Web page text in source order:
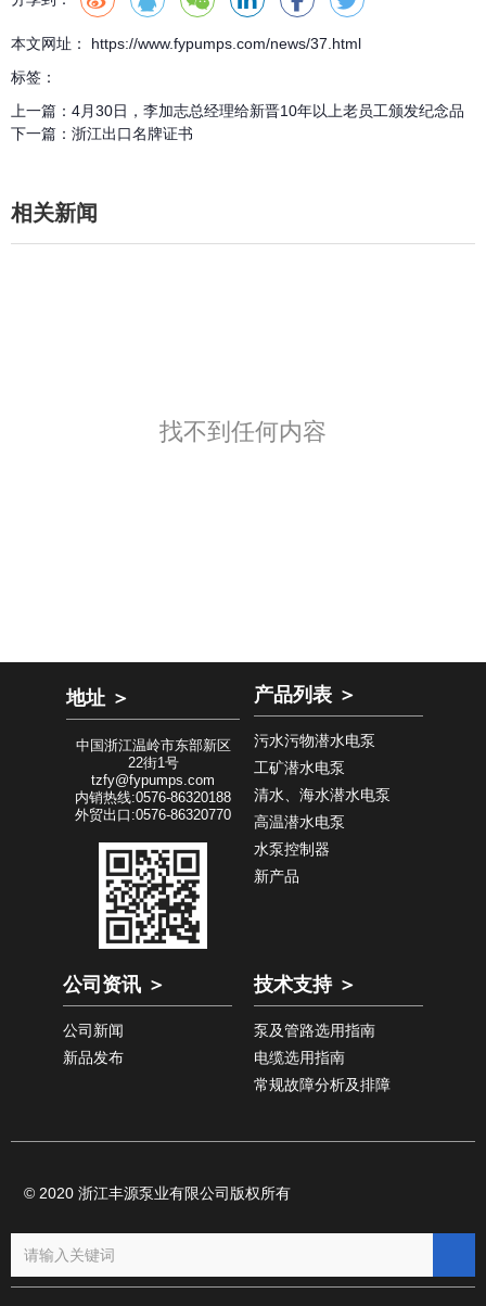
本文网址： https://www.fypumps.com/news/37.html
标签：
上一篇： 4月30日，李加志总经理给新晋10年以上老员工颁发纪念品
下一篇： 浙江出口名牌证书
相关新闻
找不到任何内容
地址 ＞
中国浙江温岭市东部新区
22街1号
tzfy@fypumps.com
内销热线:0576-86320188
外贸出口:0576-86320770
产品列表 ＞
污水污物潜水电泵
工矿潜水电泵
清水、海水潜水电泵
高温潜水电泵
水泵控制器
新产品
公司资讯 ＞
公司新闻
新品发布
技术支持 ＞
泵及管路选用指南
电缆选用指南
常规故障分析及排障
© 2020 浙江丰源泵业有限公司版权所有